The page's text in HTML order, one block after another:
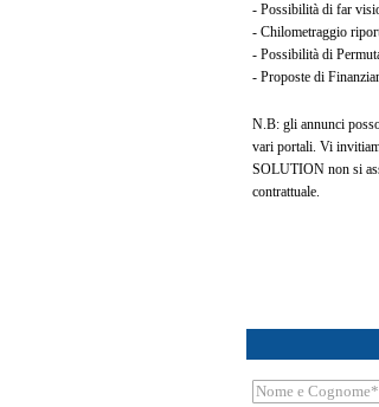
- Possibilità di far
- Chilometraggio
- Possibilità di
- Proposte di
N.B: gli annunci
vari portali. Vi
SOLUTION non si
contrattuale.